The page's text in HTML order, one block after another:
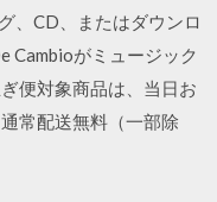
、CD、またはダウンロ
Cambioがミュージック
便対象商品は、当日お
常配送無料（一部除